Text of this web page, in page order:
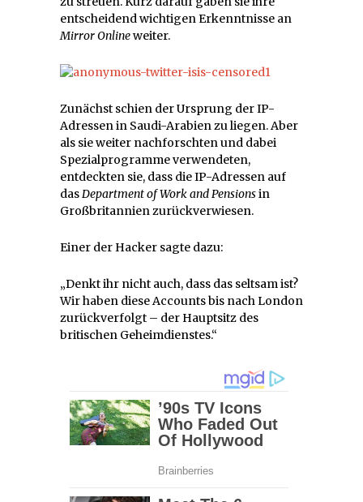
entscheidend wichtigen Erkenntnisse an
Mirror Onlineweiter.
Zunächst schien der Ursprung der IP-
Adressen in Saudi-Arabien zu liegen. Aber
als sie weiter nachforschten und dabei
Spezialprogramme verwendeten,
entdeckten sie, dass die IP-Adressen auf
dasDepartment of Work and Pensionsin
Großbritannien zurückverwiesen.
Einer der Hacker sagte dazu:
„Denkt ihr nicht auch, dass das seltsam ist?
Wir haben diese Accounts bis nach London
zurückverfolgt – der Hauptsitz des
britischen Geheimdienstes.“